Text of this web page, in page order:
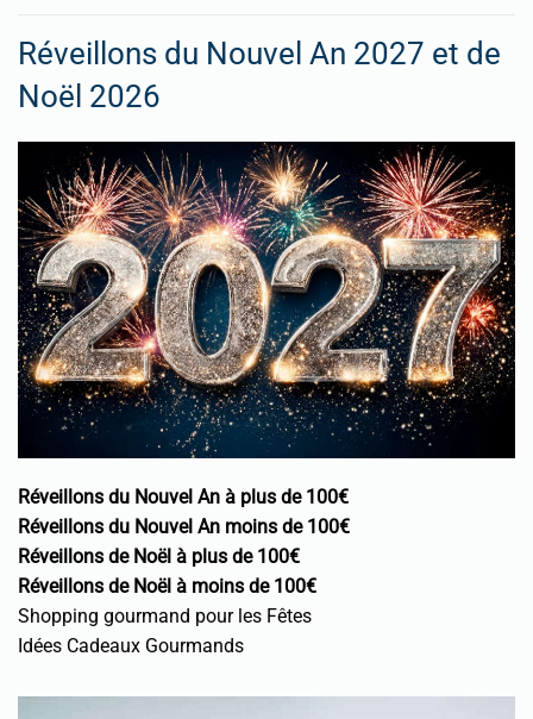
Réveillons du Nouvel An 2027 et de
Noël 2026
Réveillons du Nouvel An à plus de 100€
Réveillons du Nouvel An moins de 100€
Réveillons de Noël à plus de 100€
Réveillons de Noël à moins de 100€
Shopping gourmand pour les Fêtes
Idées Cadeaux Gourmands